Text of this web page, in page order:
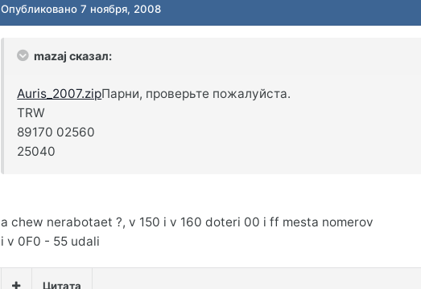
Опубликовано7 ноября, 2008
mazaj сказал:
Auris_2007.zipПарни, проверьте пожалуйста.
TRW
89170 02560
25040
a chew nerabotaet ?, v 150 i v 160 doteri 00 i ff mesta nomerov
i v 0F0 - 55 udali
Цитата